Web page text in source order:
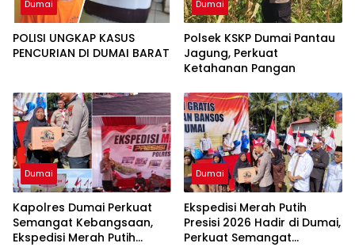
Dumai
POLISI UNGKAP KASUS
PENCURIAN DI DUMAI BARAT
Dumai
Polsek KSKP Dumai Pantau
Jagung, Perkuat
Ketahanan Pangan
Dumai
Kapolres Dumai Perkuat
Semangat Kebangsaan,
Ekspedisi Merah Putih
Dumai
Ekspedisi Merah Putih
Presisi 2026 Hadir di Dumai,
Perkuat Semangat